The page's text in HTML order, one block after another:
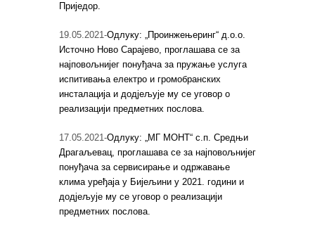
Приједор.
19.05.2021-Одлуку: „Проинжењеринг“ д.о.о.
Источно Ново Сарајево, проглашава се за
најповољнијег понуђача за пружање услуга
испитивања електро и громобранских
инсталација и додјељује му се уговор о
реализацији предметних послова.
17.05.2021-Одлуку: „МГ МОНТ“ с.п. Средњи
Драгаљевац, проглашава се за најповољнијег
понуђача за сервисирање и одржавање
клима уређаја у Бијељини у 2021. години и
додјељује му се уговор о реализацији
предметних послова.